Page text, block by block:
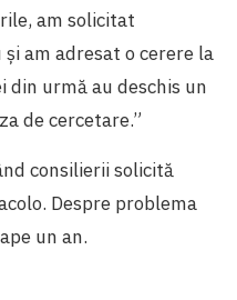
am solicitat
am adresat o cerere la
din urmă au deschis un
de cercetare.”
consilierii solicită
Despre problema
un an.